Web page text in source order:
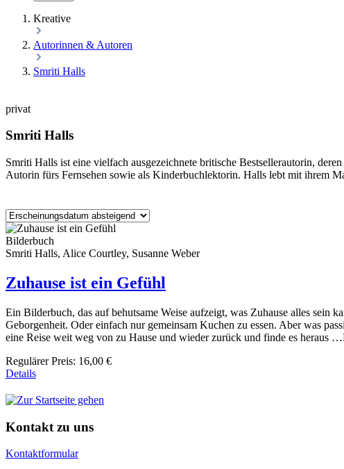
Kreative
Autorinnen & Autoren
Smriti Halls
privat
Smriti Halls
Smriti Halls ist eine vielfach ausgezeichnete britische Bestsellerautorin,
Autorin fürs Fernsehen sowie als Kinderbuchlektorin. Halls lebt mit ihrem
Bilderbuch
Smriti Halls, Alice Courtley, Susanne Weber
Zuhause ist ein Gefühl
Ein Bilderbuch, das auf behutsame Weise aufzeigt, was Zuhause alles sein
Geborgenheit. Oder einfach nur gemeinsam Kuchen zu essen. Aber was
eine Reise weit weg von zu Hause und wieder zurück und finde es heraus
Regulärer Preis: 16,00 €
Details
Kontakt zu uns
Kontaktformular